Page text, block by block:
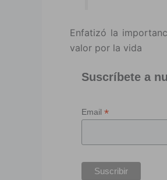
Enfatizó la
valor por la vida
Suscríbete a
Email *